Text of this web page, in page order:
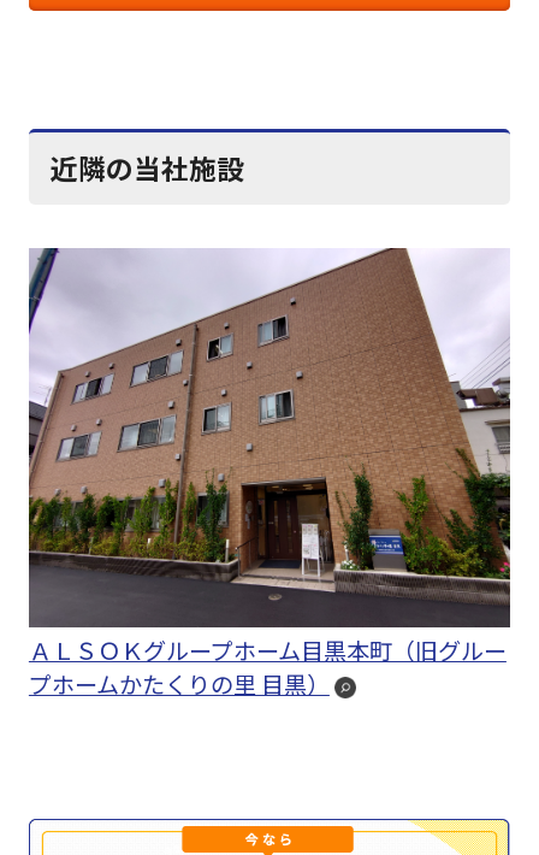
近隣の当社施設
ＡＬＳＯＫグループホーム目黒本町（旧グルー
プホームかたくりの里 目黒）